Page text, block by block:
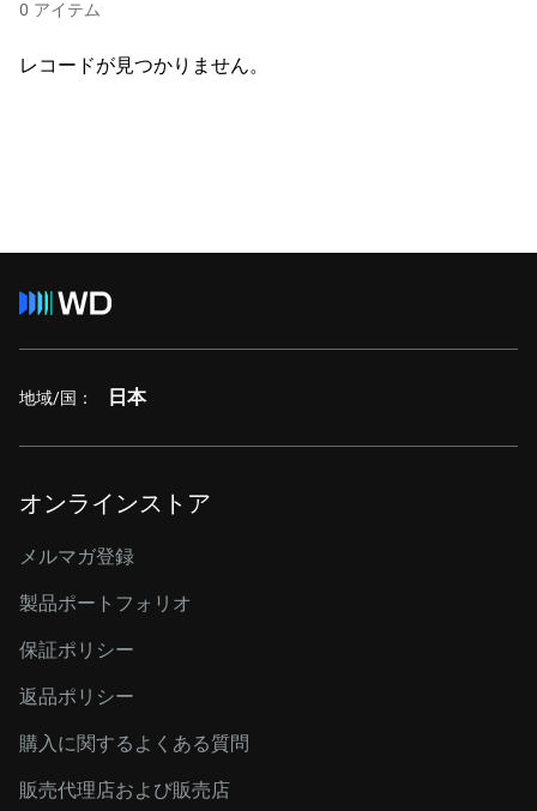
0 アイテム
レコードが見つかりません。
地域/国： 日本
オンラインストア
メルマガ登録
製品ポートフォリオ
保証ポリシー
返品ポリシー
購入に関するよくある質問
販売代理店および販売店